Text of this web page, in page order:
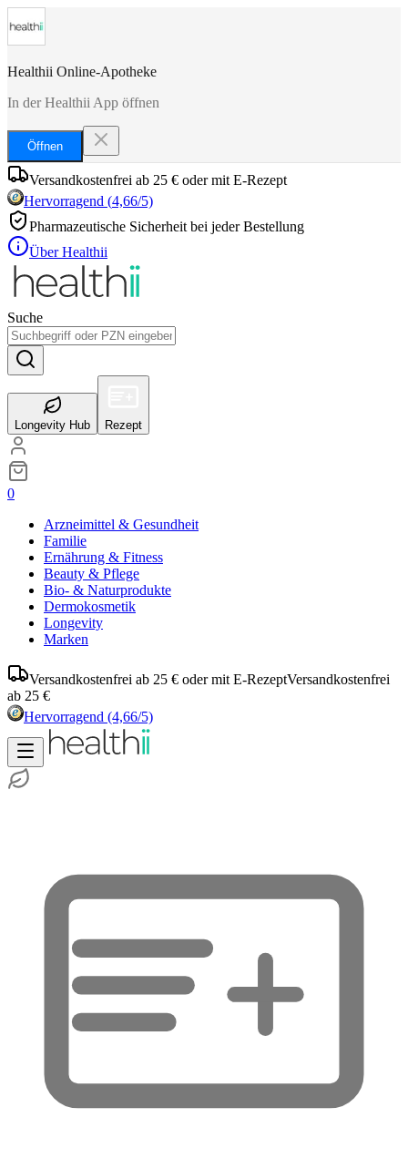
Healthii Online-Apotheke
In der Healthii App öffnen
Öffnen
Versandkostenfrei ab 25 € oder mit E-Rezept
Hervorragend (4,66/5)
Pharmazeutische Sicherheit bei jeder Bestellung
Über Healthii
Suche
Longevity Hub Rezept
0
Arzneimittel & Gesundheit
Familie
Ernährung & Fitness
Beauty & Pflege
Bio- & Naturprodukte
Dermokosmetik
Longevity
Marken
Versandkostenfrei ab 25 € oder mit E-RezeptVersandkostenfrei
ab 25 €
Hervorragend (4,66/5)